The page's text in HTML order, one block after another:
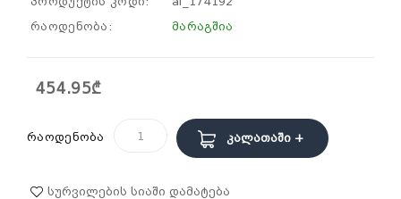
რაოდენობა:
მარაგშია
454.95₾
რაოდენობა Კალათაში +
Სურვილების Სიაში Დამატება